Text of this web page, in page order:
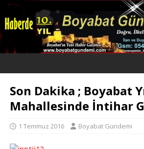
Son Dakika ; Boyabat
Mahallesinde İntihar
1 Temmuz 2016 Boyabat Gündemi